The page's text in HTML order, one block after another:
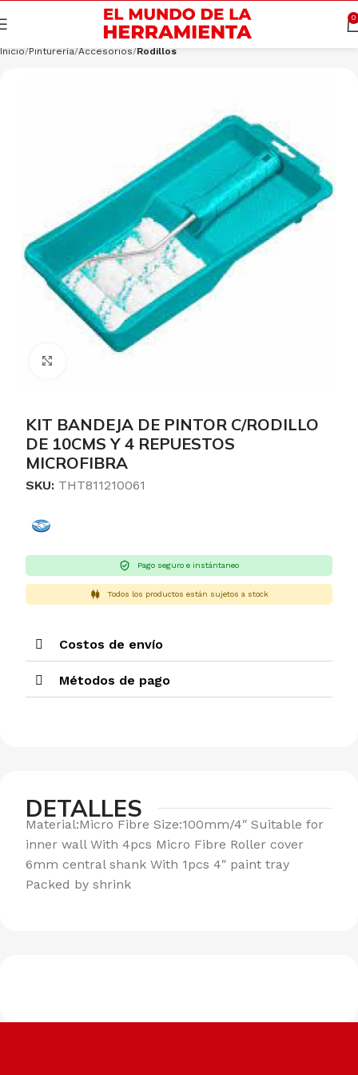
0
Inicio Pinturería Accesorios Rodillos
KIT BANDEJA DE PINTOR C/RODILLO
DE 10CMS Y 4 REPUESTOS
MICROFIBRA
SKU: THT811210061
Pago seguro e instántaneo
Todos los productos están sujetos a stock
Costos de envío
Métodos de pago
DETALLES
Material:Micro Fibre Size:100mm/4″ Suitable for
inner wall With 4pcs Micro Fibre Roller cover
6mm central shank With 1pcs 4″ paint tray
Packed by shrink
Cargando productos… CONSULTAR